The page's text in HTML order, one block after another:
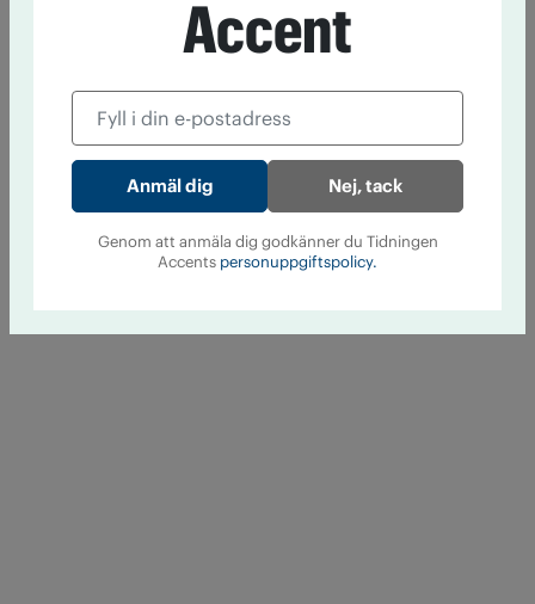
Accent
Nej, tack
Genom att anmäla dig godkänner du Tidningen
Accents personuppgiftspolicy.